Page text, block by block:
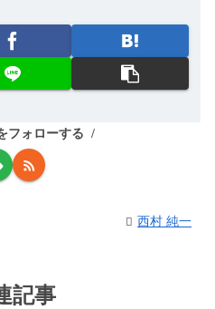
フォローする
西村 純一
記事